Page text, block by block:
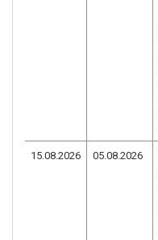
15.08.2026 05.08.2026